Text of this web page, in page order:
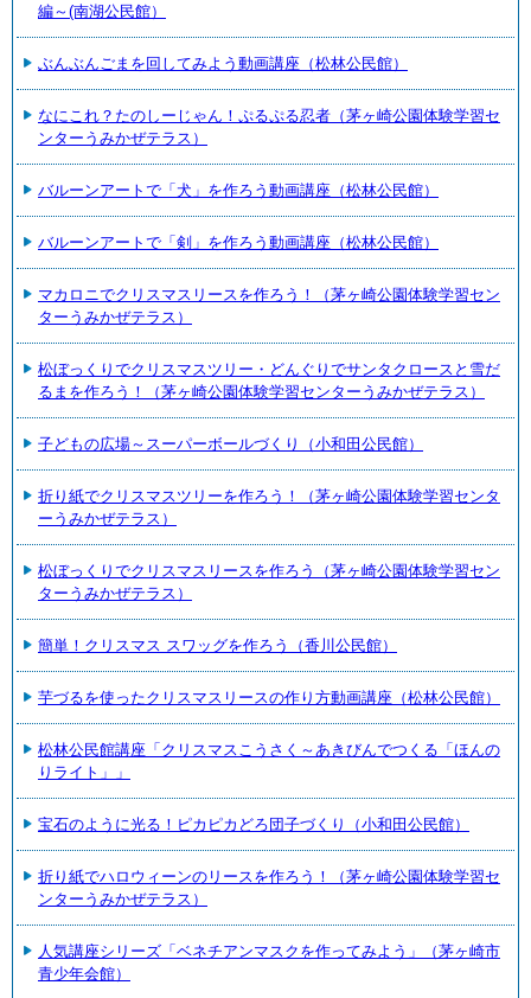
編～(南湖公民館）
ぶんぶんごまを回してみよう動画講座（松林公民館）
なにこれ？たのしーじゃん！ぷるぷる忍者（茅ヶ崎公園体験学習セ
ンターうみかぜテラス）
バルーンアートで「犬」を作ろう動画講座（松林公民館）
バルーンアートで「剣」を作ろう動画講座（松林公民館）
マカロニでクリスマスリースを作ろう！（茅ヶ崎公園体験学習セン
ターうみかぜテラス）
松ぼっくりでクリスマスツリー・どんぐりでサンタクロースと雪だ
るまを作ろう！（茅ヶ崎公園体験学習センターうみかぜテラス）
子どもの広場～スーパーボールづくり（小和田公民館）
折り紙でクリスマスツリーを作ろう！（茅ヶ崎公園体験学習センタ
ーうみかぜテラス）
松ぼっくりでクリスマスリースを作ろう（茅ヶ崎公園体験学習セン
ターうみかぜテラス）
簡単！クリスマス スワッグを作ろう（香川公民館）
芋づるを使ったクリスマスリースの作り方動画講座（松林公民館）
松林公民館講座「クリスマスこうさく～あきびんでつくる「ほんの
りライト」」
宝石のように光る！ピカピカどろ団子づくり（小和田公民館）
折り紙でハロウィーンのリースを作ろう！（茅ヶ崎公園体験学習セ
ンターうみかぜテラス）
人気講座シリーズ「ベネチアンマスクを作ってみよう」（茅ヶ崎市
青少年会館）